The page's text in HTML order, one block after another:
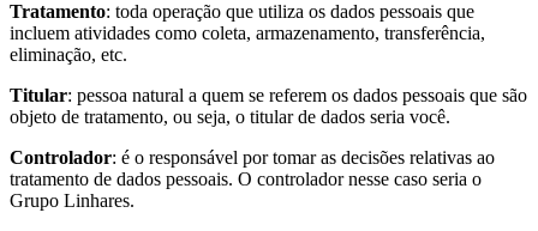
Tratamento: toda operação que utiliza os dados pessoais que
incluem atividades como coleta, armazenamento, transferência,
eliminação, etc.
Titular: pessoa natural a quem se referem os dados pessoais que são
objeto de tratamento, ou seja, o titular de dados seria você.
Controlador: é o responsável por tomar as decisões relativas ao
tratamento de dados pessoais. O controlador nesse caso seria o
Grupo Linhares.